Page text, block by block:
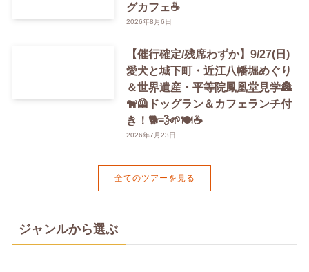
グカフェ☕️
2026年8月6日
【催行確定/残席わずか】9/27(日)
愛犬と城下町・近江八幡堀めぐり
＆世界遺産・平等院鳳凰堂見学🏯
🐕‍🦺ドッグラン＆カフェランチ付
き！🐕💨🌱🍽️☕️
2026年7月23日
全てのツアーを見る
ジャンルから選ぶ